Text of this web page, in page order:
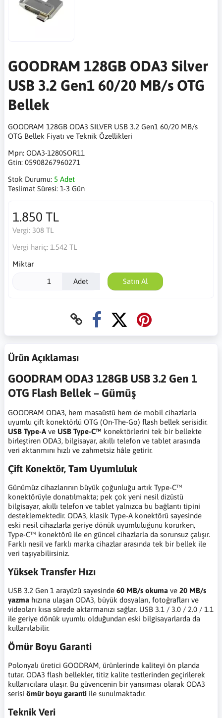
GOODRAM 128GB ODA3 Silver
USB 3.2 Gen1 60/20 MB/s OTG
Bellek
GOODRAM 128GB ODA3 SILVER USB 3.2 Gen1 60/20 MB/s
OTG Bellek Fiyatı ve Teknik Özellikleri
Mpn: ODA3-1280SOR11
Gtin: 05908267960271
Stok Durumu: 5 Adet
Teslimat Süresi: 1-3 Gün
1.850 TL
Vergi: 308 TL
Vergi hariç: 1.542 TL
Miktar
Adet Satın Al
Ürün Açıklaması
GOODRAM ODA3 128GB USB 3.2 Gen 1
OTG Flash Bellek – Gümüş
GOODRAM ODA3, hem masaüstü hem de mobil cihazlarla
uyumlu çift konektörlü OTG (On-The-Go) flash bellek serisidir.
USB Type-A ve USB Type-C™ konektörlerini tek bir bellekte
birleştiren ODA3, bilgisayar, akıllı telefon ve tablet arasında
veri aktarımını hızlı ve zahmetsiz hâle getirir.
Çift Konektör, Tam Uyumluluk
Günümüz cihazlarının büyük çoğunluğu artık Type-C™
konektörüyle donatılmakta; pek çok yeni nesil dizüstü
bilgisayar, akıllı telefon ve tablet yalnızca bu bağlantı tipini
desteklemektedir. ODA3, klasik Type-A konektörü sayesinde
eski nesil cihazlarla geriye dönük uyumluluğunu korurken,
Type-C™ konektörü ile en güncel cihazlarla da sorunsuz çalışır.
Farklı nesil ve farklı marka cihazlar arasında tek bir bellek ile
veri taşıyabilirsiniz.
Yüksek Transfer Hızı
USB 3.2 Gen 1 arayüzü sayesinde 60 MB/s okuma ve 20 MB/s
yazma hızına ulaşan ODA3, büyük dosyaları, fotoğrafları ve
videoları kısa sürede aktarmanızı sağlar. USB 3.1 / 3.0 / 2.0 / 1.1
ile geriye dönük uyumlu olduğundan eski bilgisayarlarda da
kullanılabilir.
Ömür Boyu Garanti
Polonyalı üretici GOODRAM, ürünlerinde kaliteyi ön planda
tutar. ODA3 flash bellekler, titiz kalite testlerinden geçirilerek
kullanıcılara ulaşır. Bu güvencenin bir yansıması olarak ODA3
serisi ömür boyu garanti ile sunulmaktadır.
Teknik Veri